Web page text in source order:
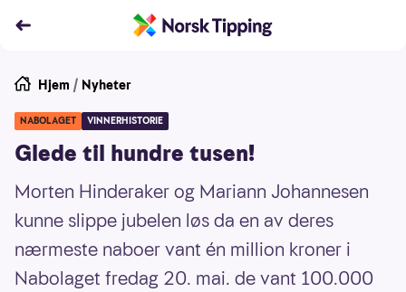
Hjem / Nyheter
NABOLAGET VINNERHISTORIE
Glede til hundre tusen!
Morten Hinderaker og Mariann Johannesen
kunne slippe jubelen løs da en av deres
nærmeste naboer vant én million kroner i
Nabolaget fredag 20. mai. de vant 100.000